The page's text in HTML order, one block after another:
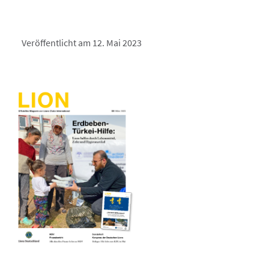
Veröffentlicht am 12. Mai 2023